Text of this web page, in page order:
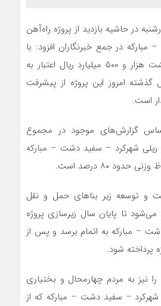
در حاشیه بازدید از پروژه راه‌آهن
در جمع خبرنگاران افزود: با
توجه به تخصیص هشت هزار و ۵۰۰ میلیارد ریال اعتبار به
گذشته امروز این پروژه از پیشرفت
است.
گزارش‌های موجود در مجموع
ریلی شهرکرد – سفید دشت – مبارکه
۸۰ درصد است.
و توسعه زیر بناهای حمل و نقل
تا پایان سال زیرسازی پروژه
– مبارکه به اتمام برسد و پس از
پرداخته شود.
نیز به مردم چهارمحال و بختیاری
– سفید دشت – مبارکه که از